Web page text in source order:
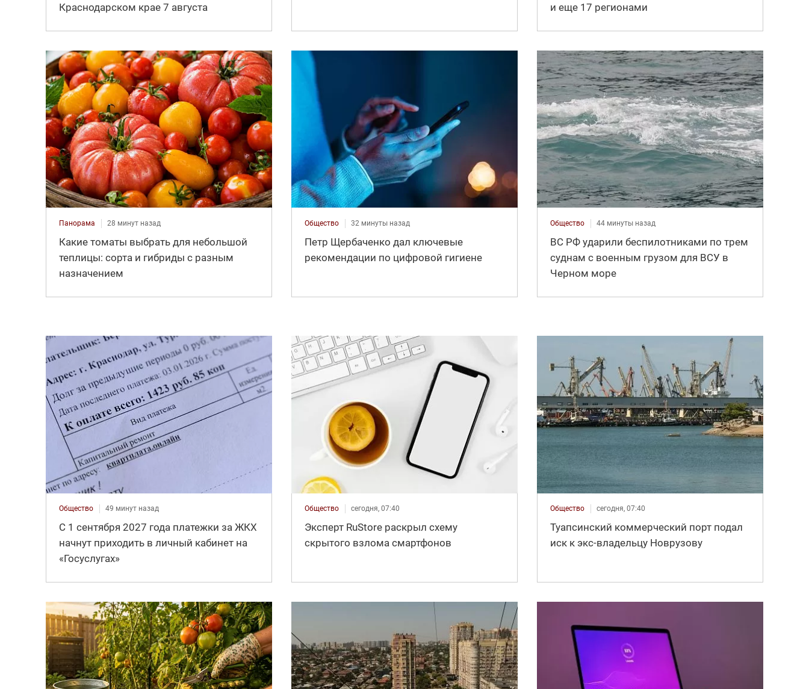
Краснодарском крае 7 августа
и еще 17 регионами
Панорама 28 минут назад
Какие томаты выбрать для небольшой
теплицы: сорта и гибриды с разным
назначением
Общество 32 минуты назад
Петр Щербаченко дал ключевые
рекомендации по цифровой гигиене
Общество 44 минуты назад
ВС РФ ударили беспилотниками по трем
суднам с военным грузом для ВСУ в
Черном море
Общество 49 минут назад
С 1 сентября 2027 года платежки за ЖКХ
начнут приходить в личный кабинет на
«Госуслугах»
Общество сегодня, 07:40
Эксперт RuStore раскрыл схему
скрытого взлома смартфонов
Общество сегодня, 07:40
Туапсинский коммерческий порт подал
иск к экс-владельцу Новрузову